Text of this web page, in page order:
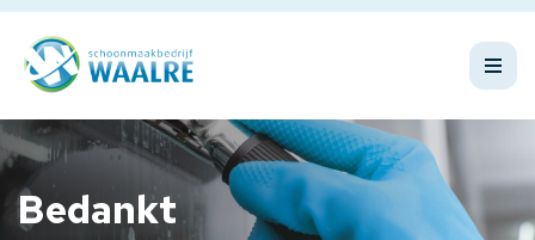
Bedankt